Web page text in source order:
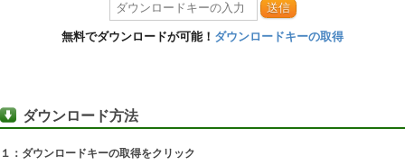
送信
無料でダウンロードが可能！ ダウンロードキーの取得
ダウンロード方法
１：ダウンロードキーの取得をクリック